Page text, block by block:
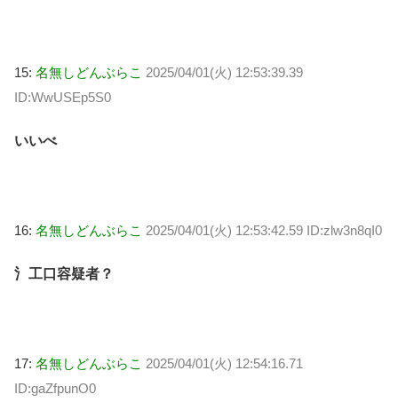
15: 名無しどんぶらこ 2025/04/01(火) 12:53:39.39
ID:WwUSEp5S0
いいべ
16: 名無しどんぶらこ 2025/04/01(火) 12:53:42.59 ID:zlw3n8qI0
氵工口容疑者？
17: 名無しどんぶらこ 2025/04/01(火) 12:54:16.71
ID:gaZfpunO0